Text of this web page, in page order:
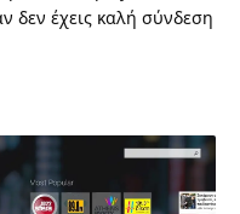
δεν έχεις καλή σύνδεση